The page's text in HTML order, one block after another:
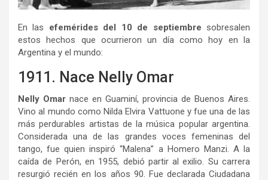
En las efemérides del 10 de septiembre sobresalen
estos hechos que ocurrieron un día como hoy en la
Argentina y el mundo:
1911. Nace Nelly Omar
Nelly Omar nace en Guaminí, provincia de Buenos Aires.
Vino al mundo como Nilda Elvira Vattuone y fue una de las
más perdurables artistas de la música popular argentina.
Considerada una de las grandes voces femeninas del
tango, fue quien inspiró “Malena” a Homero Manzi. A la
caída de Perón, en 1955, debió partir al exilio. Su carrera
resurgió recién en los años 90. Fue declarada Ciudadana